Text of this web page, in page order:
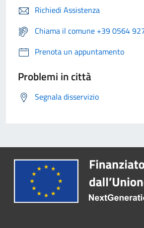
Richiedi Assistenza
Chiama il comune +39 0564
Prenota un appuntamento
Problemi in città
Segnala disservizio